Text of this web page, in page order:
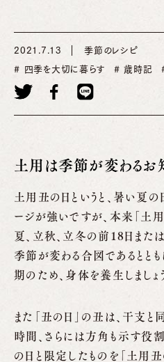
2021.7.13 季節のレシピ
四季を大切に暮らす 歳時記
土用は季節が変わるお
土用丑の日というと、暑い夏の
ージが強いですが、本来「土
夏、立秋、立冬の前18日また
季節が変わる合図であるとと
期のため、身体を養生しましょ
また「丑の日」の丑は、干支と
時間、さらには方角も示す役
の日と限定したものを「土用丑